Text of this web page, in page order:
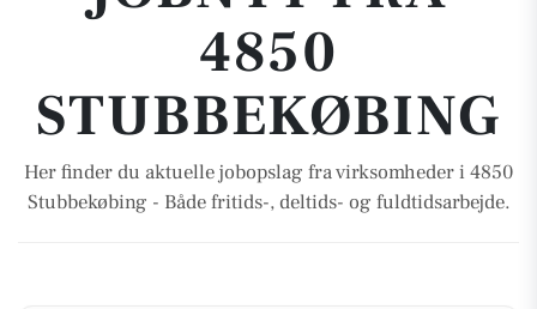
4850
STUBBEKØBING
Her finder du aktuelle jobopslag fra virksomheder i 4850
Stubbekøbing - Både fritids-, deltids- og fuldtidsarbejde.